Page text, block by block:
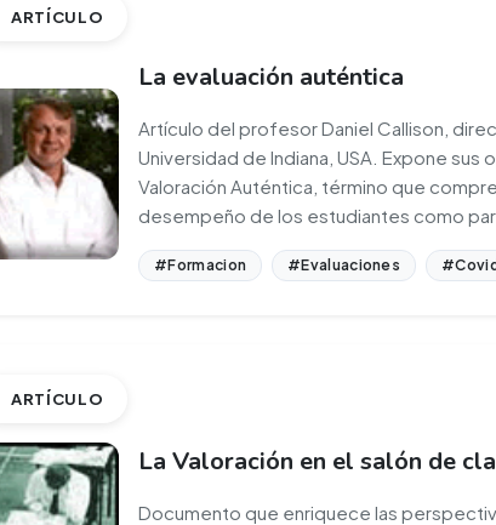
ARTÍCULO
La evaluación auténtica
Artículo del profesor Daniel Callison,
Universidad de Indiana, USA. Expone
Valoración Auténtica, término que
desempeño de los estudiantes como
#Formacion #Evaluaciones
ARTÍCULO
La Valoración en el salón de
Documento que enriquece las